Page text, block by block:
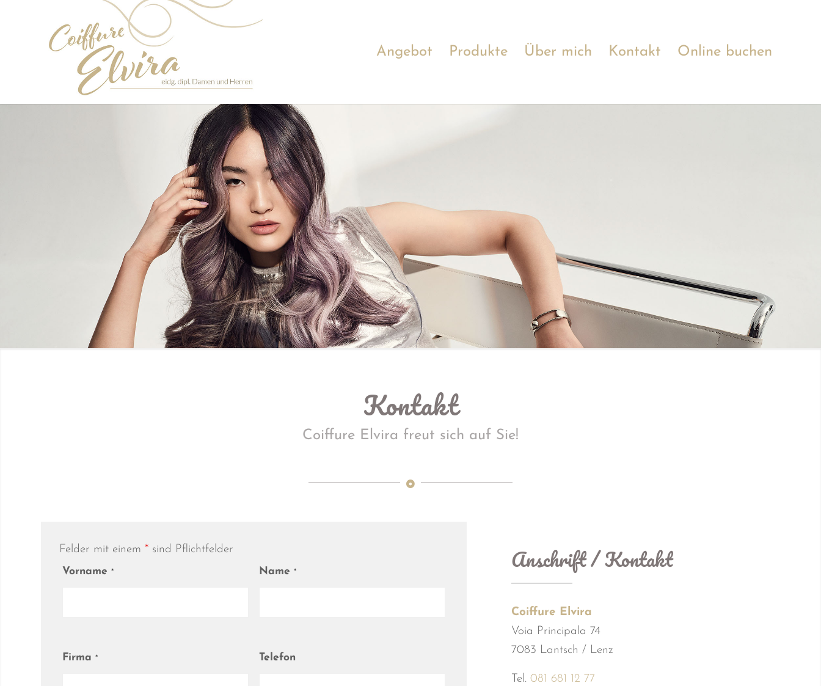
Angebot Produkte Über mich Kontakt Online buchen
Kontakt
Coiffure Elvira freut sich auf Sie!
Felder mit einem * sind Pflichtfelder
Vorname * Name *
Firma * Telefon
Anschrift / Kontakt
Coiffure Elvira
Voia Principala 74
7083 Lantsch / Lenz
Tel. 081 681 12 77